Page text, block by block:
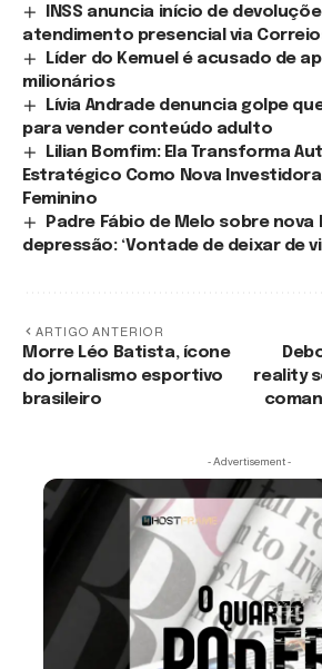
INSS anuncia início de
atendimento presencial via
Líder do Kemuel é acusado de
milionários
Lívia Andrade denuncia golpe
para vender conteúdo adulto
Lilian Bomfim: Ela Transforma
Estratégico Como Nova
Feminino
Padre Fábio de Melo sobre
depressão: ‘Vontade de deixar de
ARTIGO ANTERIOR
Morre Léo Batista, ícone
do jornalismo esportivo
brasileiro
reality
- Advertisement -